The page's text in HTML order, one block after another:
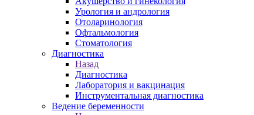
Урология и андрология
Отоларинология
Офтальмология
Стоматология
Диагностика
Назад
Диагностика
Лаборатория и вакцинация
Инструментальная диагностика
Ведение беременности